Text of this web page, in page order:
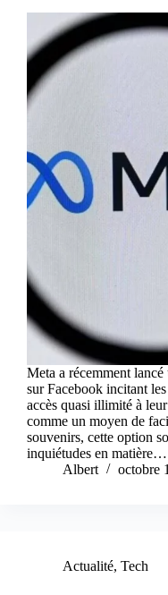
Meta a récemment
sur Facebook incitant
accès quasi illimité à
comme un moyen de
souvenirs, cette option
inquiétudes en matière…
Albert
octobre
Actualité, Tech